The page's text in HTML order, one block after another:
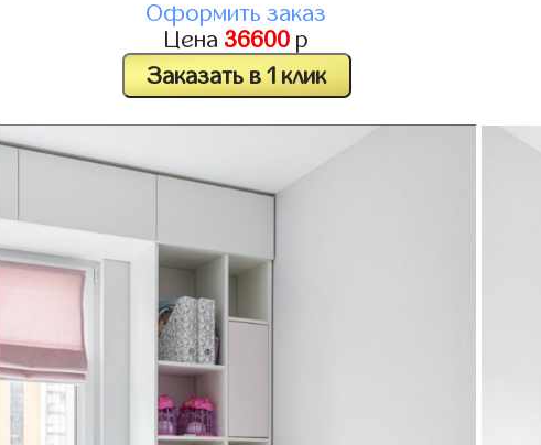
Оформить заказ
Цена 36600 р
Заказать в 1 клик